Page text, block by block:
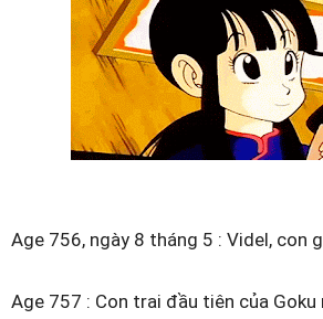
Age 756, ngày 8 tháng 5 : Videl, con
Age 757 : Con trai đầu tiên của